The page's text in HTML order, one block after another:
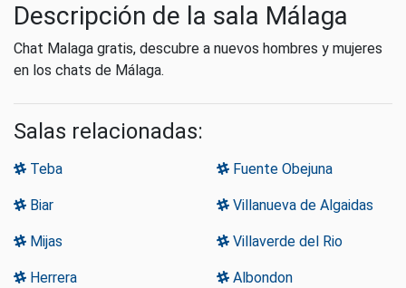
Descripción de la sala Málaga
Chat Malaga gratis, descubre a nuevos hombres y mujeres
en los chats de Málaga.
Salas relacionadas:
Teba Fuente Obejuna
Biar Villanueva de Algaidas
Mijas Villaverde del Rio
Herrera Albondon